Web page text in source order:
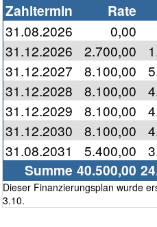
Zahltermin Rate
31.08.2026 0,00
31.12.2026
2.700,00
31.12.2027
8.100,00
31.12.2028
8.100,00
31.12.2029
8.100,00
31.12.2030
8.100,00
31.08.2031
5.400,00
Summe 40.500,00
Dieser Finanzierungsplan wurde
3.10.